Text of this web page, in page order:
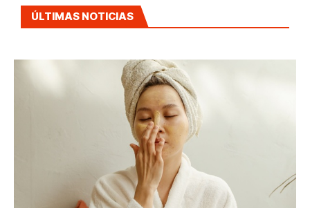
ÚLTIMAS NOTICIAS